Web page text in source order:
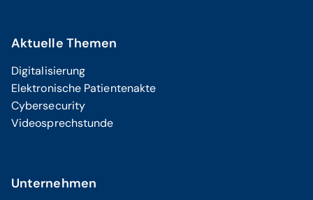
Aktuelle Themen
Digitalisierung
Elektronische Patientenakte
Cybersecurity
Videosprechstunde
Unternehmen